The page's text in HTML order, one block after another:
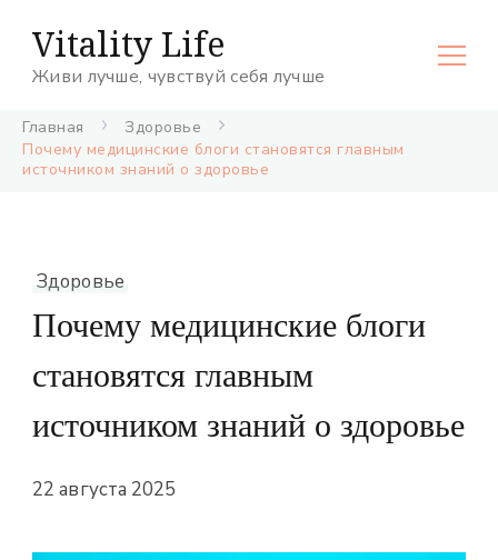
Vitality Life
Живи лучше, чувствуй себя лучше
Главная
Здоровье
Почему медицинские блоги становятся главным
источником знаний о здоровье
Здоровье
Почему медицинские блоги
становятся главным
источником знаний о здоровье
22 августа 2025